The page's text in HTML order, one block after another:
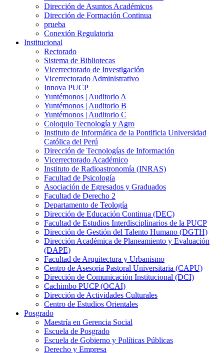
Dirección de Asuntos Académicos
Dirección de Formación Continua
prueba
Conexión Regulatoria
Institucional
Rectorado
Sistema de Bibliotecas
Vicerrectorado de Investigación
Vicerrectorado Administrativo
Innova PUCP
Yuntémonos | Auditorio A
Yuntémonos | Auditorio B
Yuntémonos | Auditorio C
Coloquio Tecnología y Agro
Instituto de Informática de la Pontificia Universidad
Católica del Perú
Dirección de Tecnologías de Información
Vicerrectorado Académico
Instituto de Radioastronomía (INRAS)
Facultad de Psicología
Asociación de Egresados y Graduados
Facultad de Derecho 2
Departamento de Teología
Dirección de Educación Continua (DEC)
Facultad de Estudios Interdisciplinarios de la PUCP
Dirección de Gestión del Talento Humano (DGTH)
Dirección Académica de Planeamiento y Evaluación
(DAPE)
Facultad de Arquitectura y Urbanismo
Centro de Asesoría Pastoral Universitaria (CAPU)
Dirección de Comunicación Institucional (DCI)
Cachimbo PUCP (OCAI)
Dirección de Actividades Culturales
Centro de Estudios Orientales
Posgrado
Maestría en Gerencia Social
Escuela de Posgrado
Escuela de Gobierno y Políticas Públicas
Derecho y Empresa